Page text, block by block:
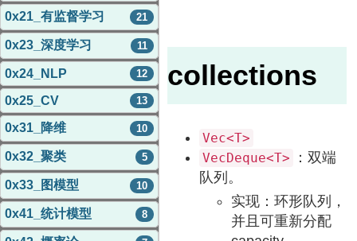
0x21_有监督学习 21
0x23_深度学习 11
0x24_NLP 12
0x25_CV 13
0x31_降维 10
0x32_聚类 5
0x33_图模型 10
0x41_统计模型 8
collections
Vec<T>
VecDeque<T>
：双端
队列。
实现：环形队列，
并且可重新分配